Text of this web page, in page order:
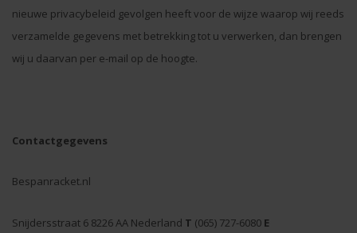
nieuwe privacybeleid gevolgen heeft voor de wijze waarop wij reeds
verzamelde gegevens met betrekking tot u verwerken, dan brengen
wij u daarvan per e-mail op de hoogte.
Contactgegevens
Bespanracket.nl
Snijdersstraat 6 8226 AA Nederland T (065) 727-6080 E